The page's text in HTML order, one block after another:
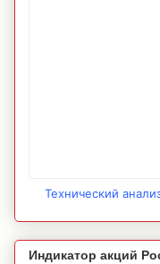
Технический
Индикатор акций